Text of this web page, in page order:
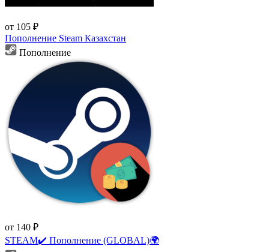
от 105 ₽
Пополнение Steam Казахстан
Пополнение
от 140 ₽
STEAM✔️ Пополнение (GLOBAL)🌍